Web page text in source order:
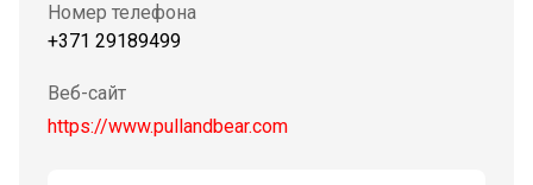
Номер телефона
+371 29189499
Веб-сайт
https://www.pullandbear.com